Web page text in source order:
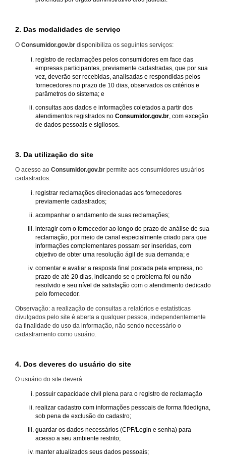
2. Das modalidades de serviço
O Consumidor.gov.br disponibiliza os seguintes serviços:
registro de reclamações pelos consumidores em face das
empresas participantes, previamente cadastradas, que por sua
vez, deverão ser recebidas, analisadas e respondidas pelos
fornecedores no prazo de 10 dias, observados os critérios e
parâmetros do sistema; e
consultas aos dados e informações coletados a partir dos
atendimentos registrados no Consumidor.gov.br , com exceção
de dados pessoais e sigilosos.
3. Da utilização do site
O acesso ao Consumidor.gov.br permite aos consumidores usuários
cadastrados:
registrar reclamações direcionadas aos fornecedores
previamente cadastrados;
acompanhar o andamento de suas reclamações;
interagir com o fornecedor ao longo do prazo de análise de sua
reclamação, por meio de canal especialmente criado para que
informações complementares possam ser inseridas, com
objetivo de obter uma resolução ágil de sua demanda; e
comentar e avaliar a resposta final postada pela empresa, no
prazo de até 20 dias, indicando se o problema foi ou não
resolvido e seu nível de satisfação com o atendimento dedicado
pelo fornecedor.
Observação: a realização de consultas a relatórios e estatísticas
divulgados pelo site é aberta a qualquer pessoa, independentemente
da finalidade do uso da informação, não sendo necessário o
cadastramento como usuário.
4. Dos deveres do usuário do site
O usuário do site deverá
possuir capacidade civil plena para o registro de reclamação
realizar cadastro com informações pessoais de forma fidedigna,
sob pena de exclusão do cadastro;
guardar os dados necessários (CPF/Login e senha) para
acesso a seu ambiente restrito;
manter atualizados seus dados pessoais;